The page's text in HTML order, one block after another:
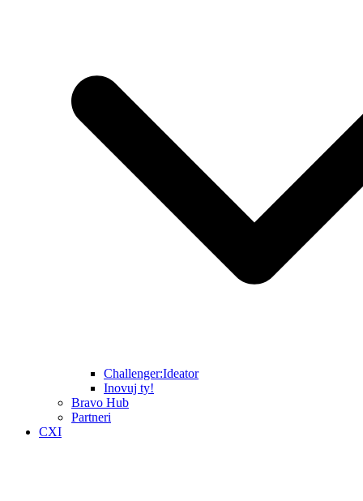
Challenger:Ideator
Inovuj ty!
Bravo Hub
Partneri
CXI